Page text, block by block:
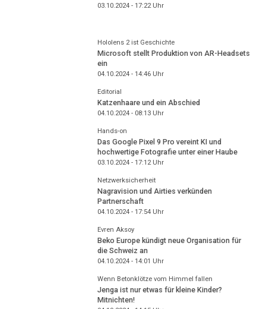
03.10.2024 - 17:22Uhr
Hololens 2 ist Geschichte
Microsoft stellt Produktion von AR-Headsets
ein
04.10.2024 - 14:46Uhr
Editorial
Katzenhaare und ein Abschied
04.10.2024 - 08:13Uhr
Hands-on
Das Google Pixel 9 Pro vereint KI und
hochwertige Fotografie unter einer Haube
03.10.2024 - 17:12Uhr
Netzwerksicherheit
Nagravision und Airties verkünden
Partnerschaft
04.10.2024 - 17:54Uhr
Evren Aksoy
Beko Europe kündigt neue Organisation für
die Schweiz an
04.10.2024 - 14:01 Uhr
Wenn Betonklötze vom Himmel fallen
Jenga ist nur etwas für kleine Kinder?
Mitnichten!